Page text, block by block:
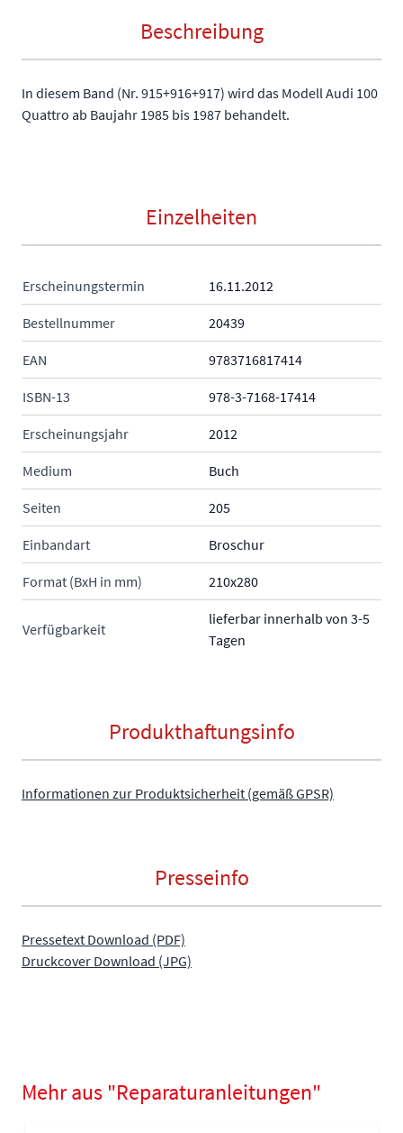
Beschreibung
In diesem Band (Nr. 915+916+917) wird das Modell Audi 100
Quattro ab Baujahr 1985 bis 1987 behandelt.
Einzelheiten
Erscheinungstermin 16.11.2012
Bestellnummer 20439
EAN 9783716817414
ISBN-13 978-3-7168-17414
Erscheinungsjahr 2012
Medium Buch
Seiten 205
Einbandart Broschur
Format (BxH in mm) 210x280
Verfügbarkeit
lieferbar innerhalb von 3-5
Tagen
Produkthaftungsinfo
Informationen zur Produktsicherheit (gemäß GPSR)
Presseinfo
Pressetext Download (PDF)
Druckcover Download (JPG)
Mehr aus "Reparaturanleitungen"